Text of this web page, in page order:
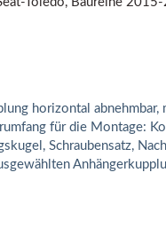
horizontal abnehmbar,
für die Montage:
Schraubensatz,